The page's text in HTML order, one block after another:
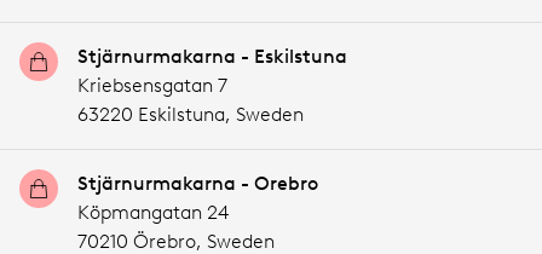
Stjärnurmakarna - Eskilstuna
Kriebsensgatan 7
63220 Eskilstuna, Sweden
Stjärnurmakarna - Orebro
Köpmangatan 24
70210 Örebro, Sweden